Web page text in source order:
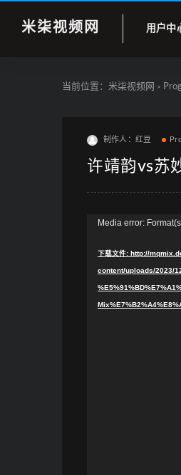
米柒视频网 用户中
当前位置： 米柒视频网 >
制作人：红豆
许靖韵vs苏
Media error:
下载文件: http://
content/uploads/2023/